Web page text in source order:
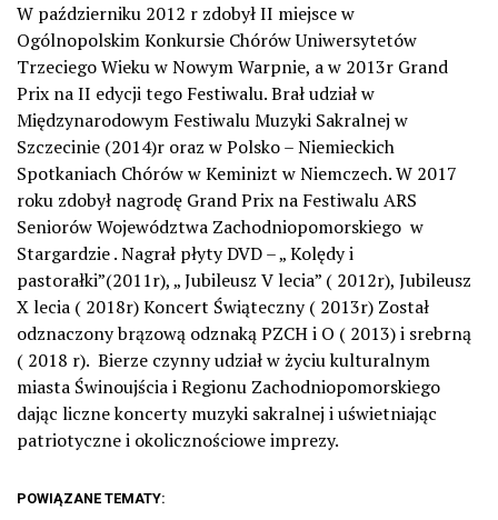
W październiku 2012 r zdobył II miejsce w
Ogólnopolskim Konkursie Chórów Uniwersytetów
Trzeciego Wieku w Nowym Warpnie, a w 2013r Grand
Prix na II edycji tego Festiwalu. Brał udział w
Międzynarodowym Festiwalu Muzyki Sakralnej w
Szczecinie (2014)r oraz w Polsko – Niemieckich
Spotkaniach Chórów w Keminizt w Niemczech. W 2017
roku zdobył nagrodę Grand Prix na Festiwalu ARS
Seniorów Województwa Zachodniopomorskiego w
Stargardzie . Nagrał płyty DVD – „ Kolędy i
pastorałki”(2011r), „ Jubileusz V lecia” ( 2012r), Jubileusz
X lecia ( 2018r) Koncert Świąteczny ( 2013r) Został
odznaczony brązową odznaką PZCH i O ( 2013) i srebrną
( 2018 r). Bierze czynny udział w życiu kulturalnym
miasta Świnoujścia i Regionu Zachodniopomorskiego
dając liczne koncerty muzyki sakralnej i uświetniając
patriotyczne i okolicznościowe imprezy.
POWIĄZANE TEMATY: